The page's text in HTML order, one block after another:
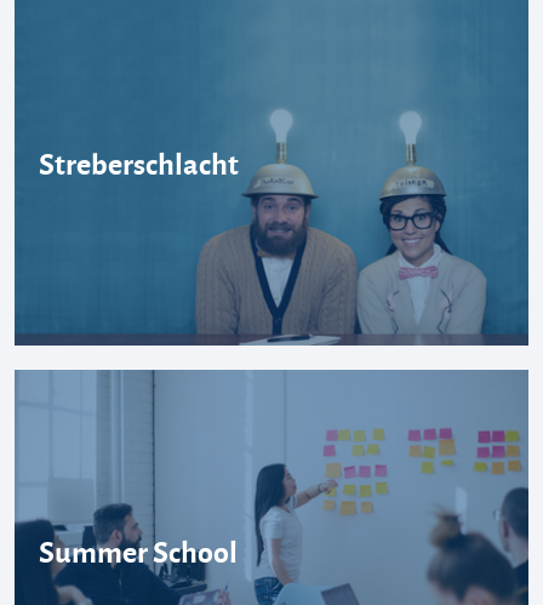
Streberschlacht
Summer School